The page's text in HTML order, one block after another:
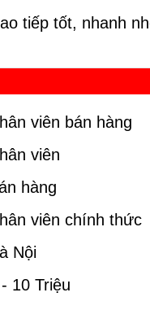
tiếp tốt, nhanh
viên bán hàng
viên
hàng
viên chính thức
Nội
10 Triệu